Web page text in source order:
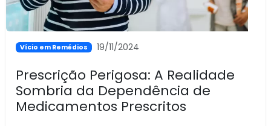
Vício em Remédios 19/11/2024
Prescrição Perigosa: A Realidade
Sombria da Dependência de
Medicamentos Prescritos